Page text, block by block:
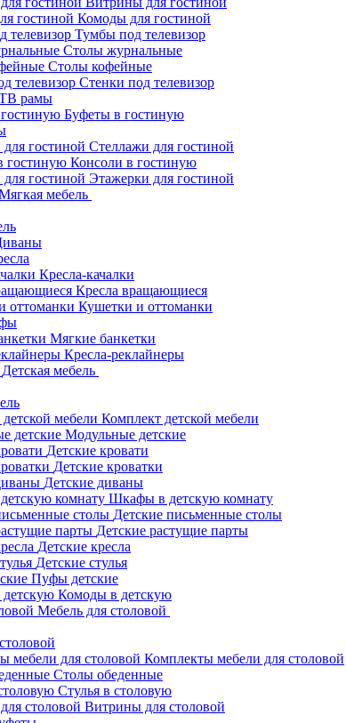
Комоды для гостиной
Тумбы под телевизор
Столы журнальные
Столы кофейные
Стенки под телевизор
рамы
Буфеты в гостиную
Стеллажи для гостиной
Консоли в гостиную
Этажерки для гостиной
мебель
Кресла-качалки
Кресла вращающиеся
Кушетки и оттоманки
Мягкие банкетки
Кресла-реклайнеры
Детская мебель
Комплект детской мебели
Модульные детские
Детские кровати
Детские кроватки
Детские диваны
Шкафы в детскую комнату
Детские письменные столы
Детские растущие парты
Детские кресла
Детские стулья
Пуфы детские
Комоды в детскую
Мебель для столовой
Комплекты мебели для столовой
Столы обеденные
Стулья в столовую
Витрины для столовой